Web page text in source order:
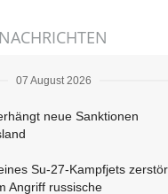
07 August 2026
neue Sanktionen
Su-27-Kampfjets
Angriff russische